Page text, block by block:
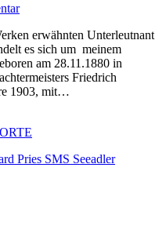
erwähnten Unterleutnant
es sich um meinem
am 28.11.1880 in
Friedrich
1903, mit…
Pries SMS Seeadler